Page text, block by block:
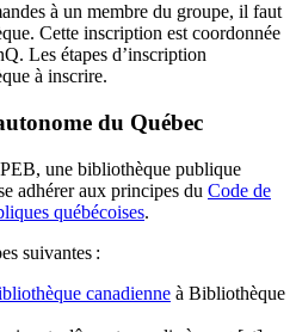
à un membre du groupe, il faut
Cette inscription est coordonnée
Les étapes d’inscription
à inscrire.
du Québec
une bibliothèque publique
adhérer aux principes du Code de
québécoises.
suivantes :
canadienne à Bibliothèque